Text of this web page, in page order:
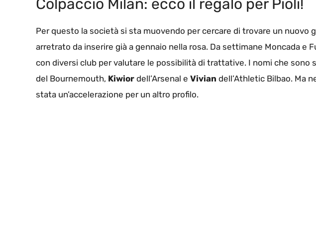
Colpaccio Milan: ecco il regalo per Pioli!
Per questo la società si sta muovendo per cercare di trovare un nuovo
arretrato da inserire già a gennaio nella rosa. Da settimane Moncada e
con diversi club per valutare le possibilità di trattative. I nomi che sono
del Bournemouth, Kiwior dell’Arsenal e Vivian dell’Athletic Bilbao. Ma
stata un’accelerazione per un altro profilo.